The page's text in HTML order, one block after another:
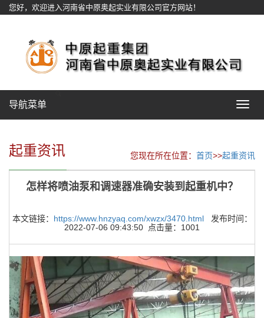
您好，欢迎进入河南省中原奥起实业有限公司官方网站！
Toggle
导航菜单
起重资讯 您现在所在位置： 首页>>起重资讯
怎样将喷油泵和调速器准确安装到起重机中？
本文链接： https://www.hnzyaq.com/xwzx/3470.html发布时间：
2022-07-06 09:43:50 点击量：1001